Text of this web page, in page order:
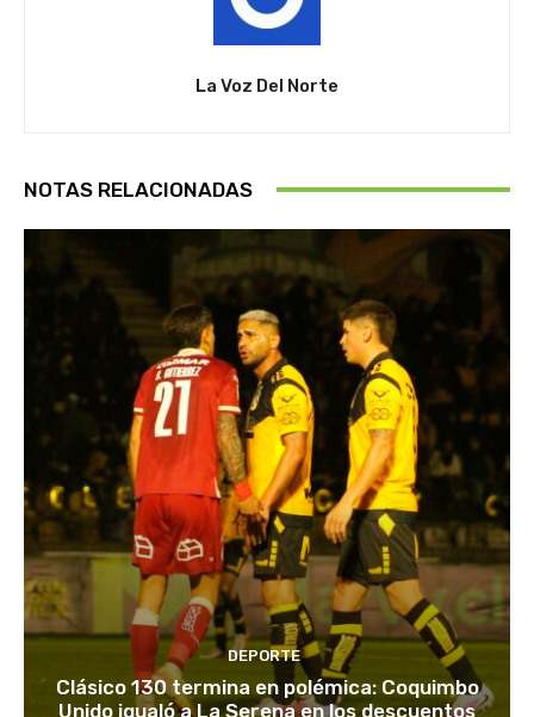
La Voz Del Norte
NOTAS RELACIONADAS
DEPORTE
Clásico 130 termina en polémica: Coquimbo
Unido igualó a La Serena en los descuentos